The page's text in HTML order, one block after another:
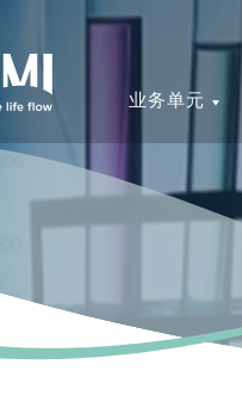
业务单元